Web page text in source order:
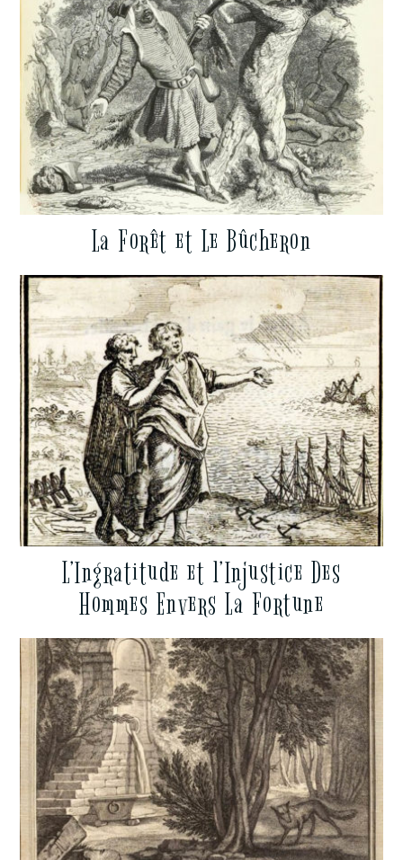
La Forêt et Le Bûcheron
L’Ingratitude et l’Injustice Des
Hommes Envers La Fortune